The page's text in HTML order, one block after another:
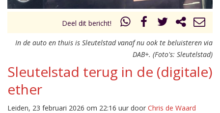
Deel dit bericht!
In de auto en thuis is Sleutelstad vanaf nu ook te beluisteren via
DAB+. (Foto's: Sleutelstad)
Sleutelstad terug in de (digitale)
ether
Leiden, 23 februari 2026 om 22:16 uur door Chris de Waard